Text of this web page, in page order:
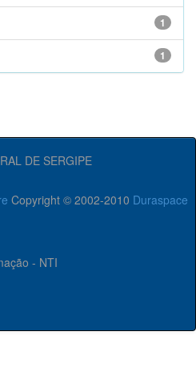
1
1
DE SERGIPE
Copyright © 2002-2010 Duraspace
- NTI